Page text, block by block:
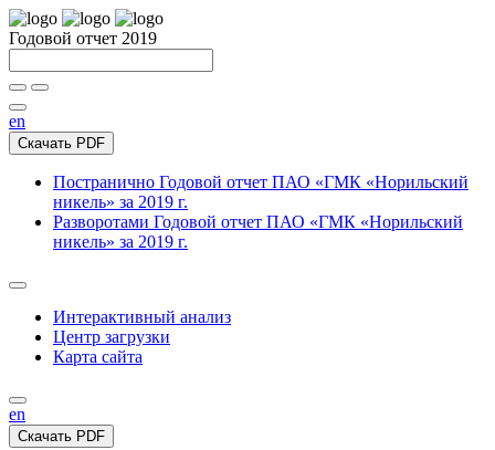
Годовой отчет 2019
en
Скачать PDF
Постранично Годовой отчет ПАО «ГМК «Норильский
никель» за 2019 г.
Разворотами Годовой отчет ПАО «ГМК «Норильский
никель» за 2019 г.
Интерактивный анализ
Центр загрузки
Карта сайта
en
Скачать PDF